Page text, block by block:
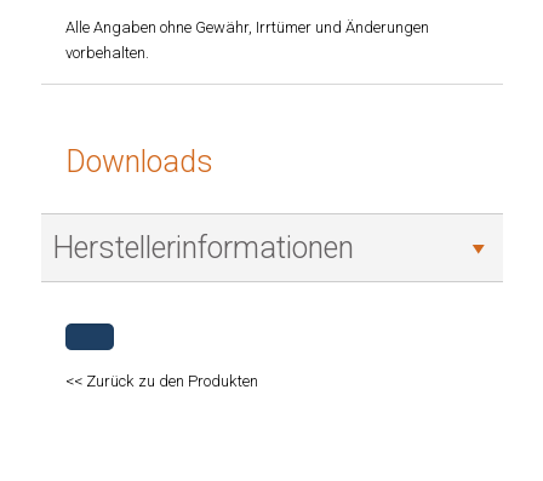
Alle Angaben ohne Gewähr, Irrtümer und Änderungen
vorbehalten.
Downloads
Herstellerinformationen
<< Zurück zu den Produkten